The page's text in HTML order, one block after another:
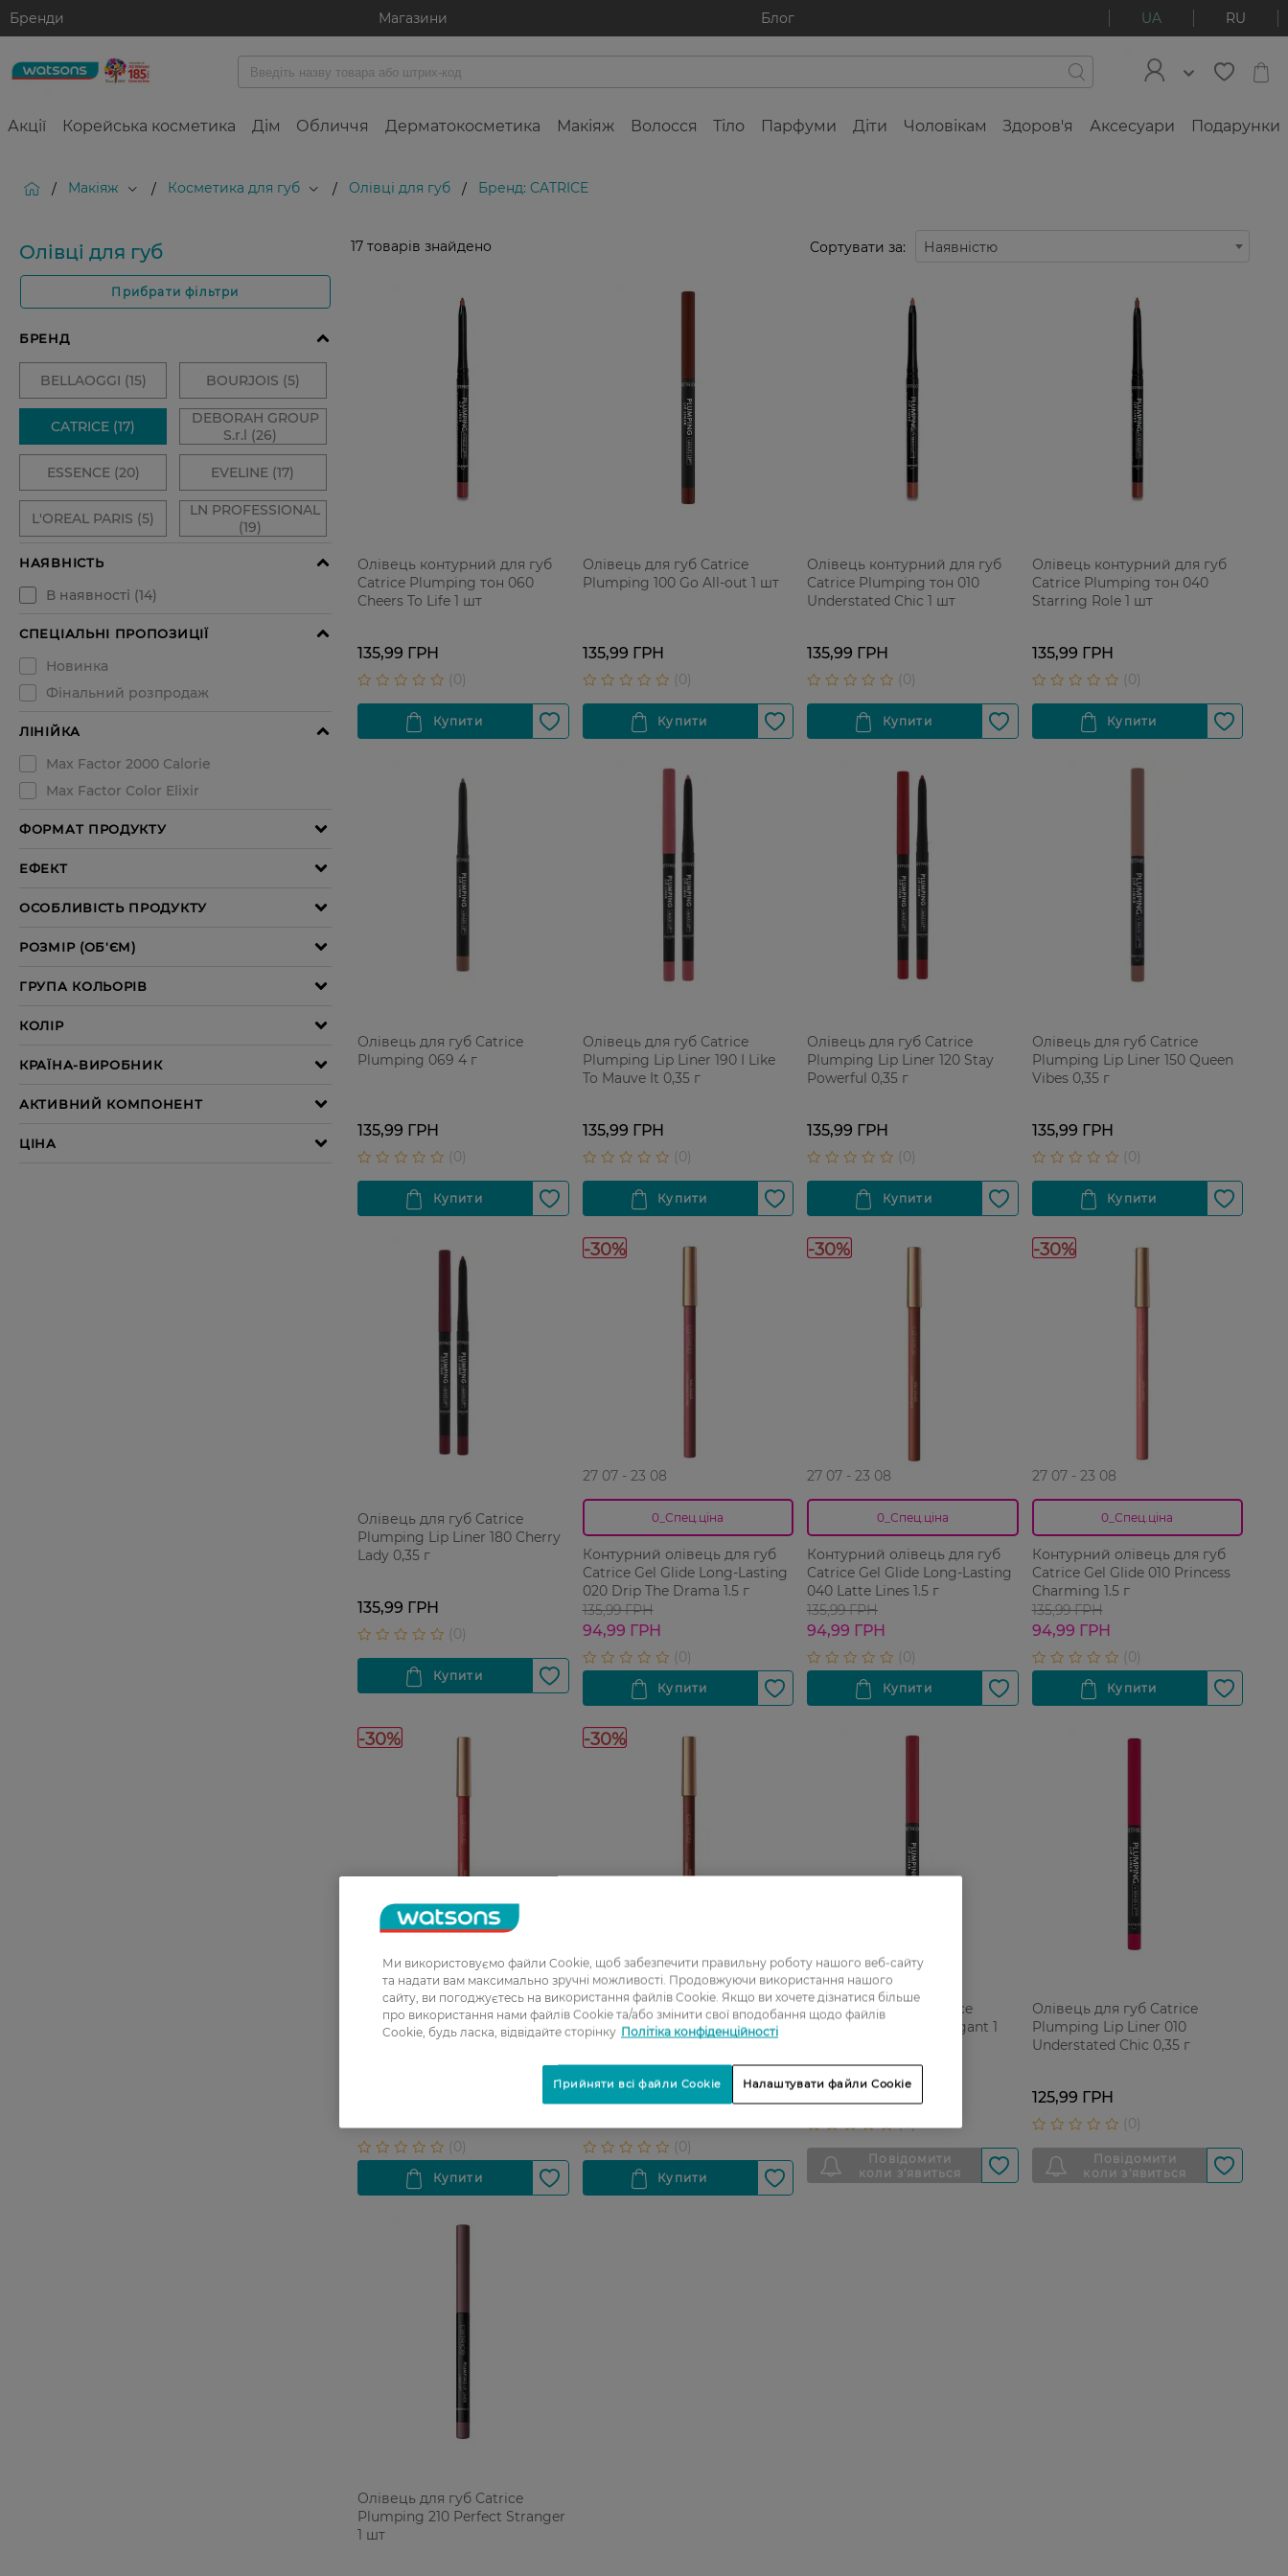
Бренди Магазини Блог UA RU
Акції Корейська косметика Дім Обличчя Дерматокосметика Макіяж Волосся Тіло Парфуми Діти Чоловікам Здоров'я Аксесуари Подарунки
/ Макіяж / Косметика для губ / Олівці для губ / Бренд: CATRICE
Олівці для губ
Прибрати фільтри
17 товарів знайдено Сортувати за: Наявністю
Олівець контурний для губ
Catrice Plumping тон 060
Cheers To Life 1 шт
135,99 ГРН
Олівець для губ Catrice
Plumping 100 Go All-out 1 шт
135,99 ГРН
Олівець контурний для губ
Catrice Plumping тон 010
Understated Chic 1 шт
135,99 ГРН
Олівець контурний для губ
Catrice Plumping тон 040
Starring Role 1 шт
135,99 ГРН
Олівець для губ Catrice
Plumping 069 4 г
135,99 ГРН
Олівець для губ Catrice
Plumping Lip Liner 190 I Like
To Mauve It 0,35 г
135,99 ГРН
Олівець для губ Catrice
Plumping Lip Liner 120 Stay
Powerful 0,35 г
135,99 ГРН
Олівець для губ Catrice
Plumping Lip Liner 150 Queen
Vibes 0,35 г
135,99 ГРН
Олівець для губ Catrice
Plumping Lip Liner 180 Cherry
Lady 0,35 г
135,99 ГРН
-30%
27 07 - 23 08
0_Спец.ціна
Контурний олівець для губ
Catrice Gel Glide Long-Lasting
020 Drip The Drama 1.5 г
135,99 ГРН
94,99 ГРН
-30%
27 07 - 23 08
0_Спец.ціна
Контурний олівець для губ
Catrice Gel Glide Long-Lasting
040 Latte Lines 1.5 г
135,99 ГРН
94,99 ГРН
-30%
27 07 - 23 08
0_Спец.ціна
Контурний олівець для губ
Catrice Gel Glide 010 Princess
Charming 1.5 г
135,99 ГРН
94,99 ГРН
-30%
27 07 - 23 08
0_Спец.ціна
Контурний олівець для губ
Catrice Gel Glide Long-Lasting
-30%
27 07 - 23 08
0_Спец.ціна
Контурний олівець для губ
Catrice Gel Glide 050 Sip and
Slay 1.5 г
135,99 ГРН
Олівець для губ Catrice
Plumping 140 Stay Elegant 1
Олівець для губ Catrice
Plumping Lip Liner 010
Understated Chic 0,35 г
125,99 ГРН
Олівець для губ Catrice
Plumping 210 Perfect Stranger
1 шт
Ми використовуємо файли Cookie, щоб забезпечити правильну роботу нашого веб-сайту
та надати вам максимально зручні можливості. Продовжуючи використання нашого
сайту, ви погоджуєтесь на використання файлів Cookie. Якщо ви хочете дізнатися більше
про використання нами файлів Cookie та/або змінити свої вподобання щодо файлів
Cookie, будь ласка, відвідайте сторінку Політіка конфіденційності
Налаштувати файли Cookie
Прийняти всі файли Cookie